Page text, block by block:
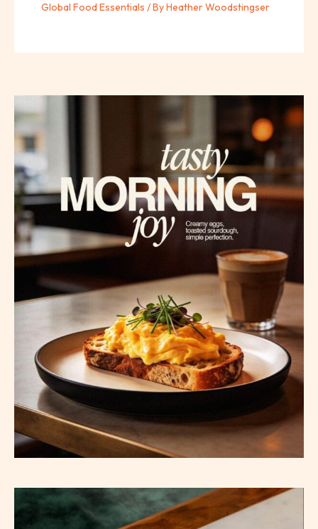
Global Food Essentials / ByHeather Woodstingser